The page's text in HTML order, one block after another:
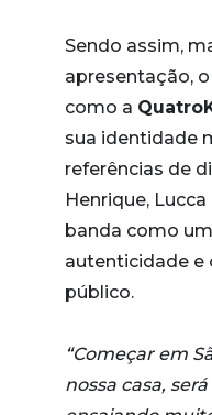
Sendo assim,
apresentação,
como a
sua identidade
referências de
Henrique,
banda como
autenticidade e
público.
“Começar em
nossa casa,